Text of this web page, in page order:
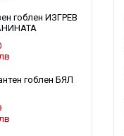
гоблен ИЗГРЕВ
гоблен БЯЛ